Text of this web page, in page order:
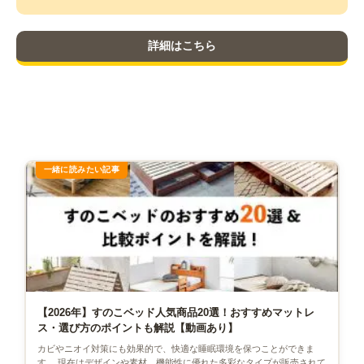
詳細はこちら
【2026年】すのこベッド人気商品20選！おすすめマットレ
ス・選び方のポイントも解説【動画あり】
カビやニオイ対策にも効果的で、快適な睡眠環境を保つことができま